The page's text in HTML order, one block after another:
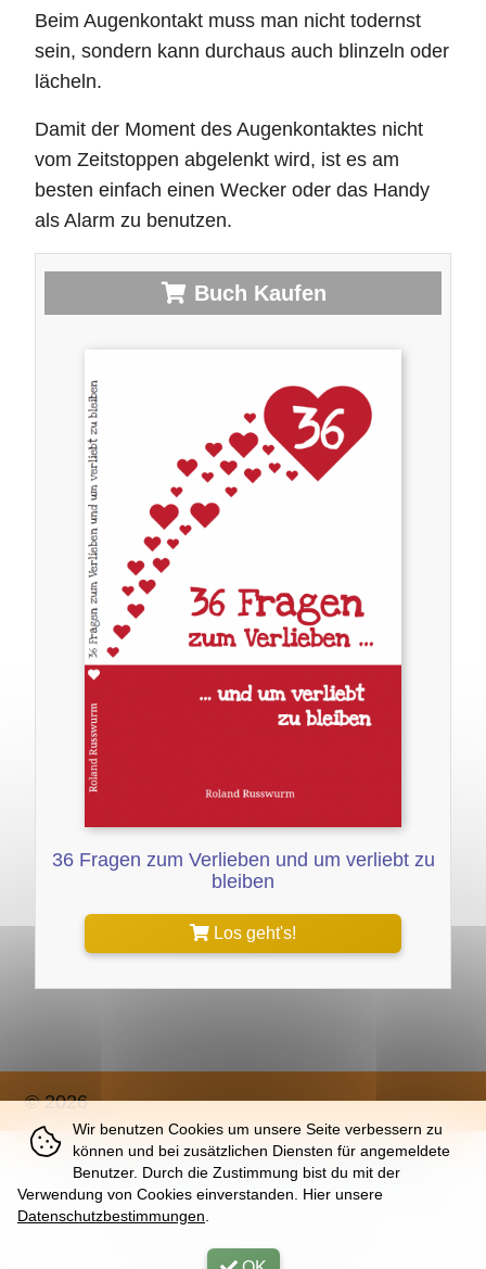
Beim Augenkontakt muss man nicht todernst
sein, sondern kann durchaus auch blinzeln oder
lächeln.
Damit der Moment des Augenkontaktes nicht
vom Zeitstoppen abgelenkt wird, ist es am
besten einfach einen Wecker oder das Handy
als Alarm zu benutzen.
Buch Kaufen
36 Fragen zum Verlieben und um verliebt zu
bleiben
Los geht's!
© 2026
Über | Impressum | Nutzung | Datenschutz
Mon, 10. Aug 2026 |
Wir benutzen Cookies um unsere Seite verbessern zu
können und bei zusätzlichen Diensten für angemeldete
Benutzer. Durch die Zustimmung bist du mit der
Verwendung von Cookies einverstanden. Hier unsere
Datenschutzbestimmungen